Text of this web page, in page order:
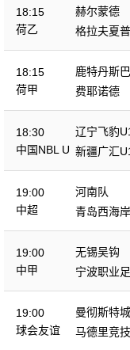
18:15
荷乙
赫尔蒙德
格拉夫夏普
18:15
荷甲
鹿特丹斯
费耶诺德
18:30
中国NBL U
辽宁飞豹
新疆广汇
19:00
中超
河南队
青岛西海岸
19:00
中甲
无锡吴钩
宁波职业足
部
19:00
球会友谊
曼彻斯特城
马德里竞技